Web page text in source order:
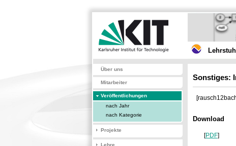
Über uns
Mitarbeiter
Veröffentlichungen
nach Jahr
nach Kategorie
Projekte
Lehre
Sonstiges:
Download
[PDF]